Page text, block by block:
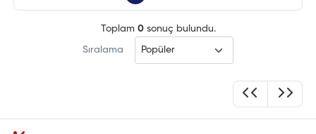
Toplam 0sonuç bulundu.
Sıralama